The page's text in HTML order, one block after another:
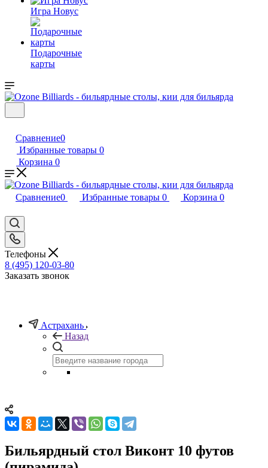
Игра Новус
Подарочные
карты
Сравнение0
Избранные товары 0
Корзина 0
Сравнение0 Избранные товары 0 Корзина 0
Телефоны
8 (495) 120-03-80
Заказать звонок
Астрахань
Назад
Бильярдный стол Виконт 10 футов